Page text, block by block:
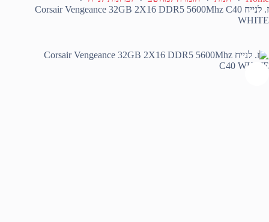
ז. לנייח Corsair Vengeance 32GB 2X16 DDR5 5600Mhz C40
WHITE